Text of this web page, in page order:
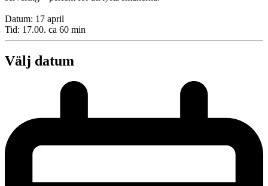
Datum: 17 april
Tid: 17.00. ca 60 min
Välj datum